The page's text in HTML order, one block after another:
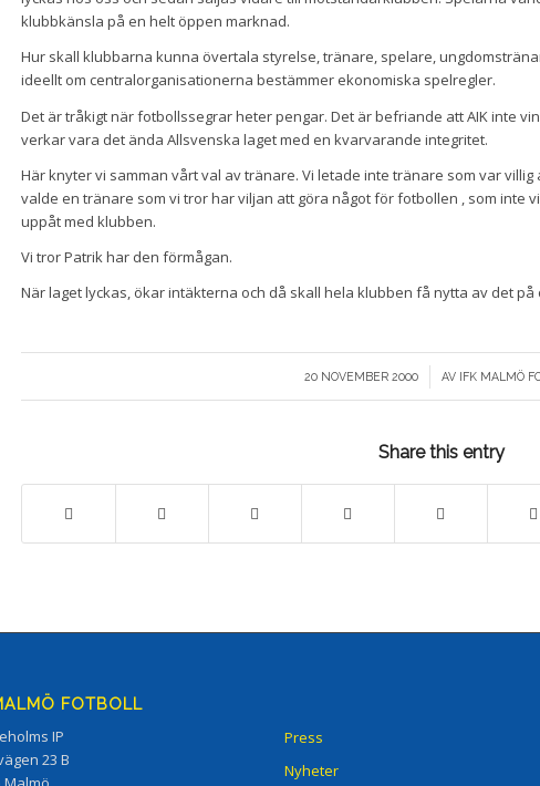
klubbkänsla på en helt öppen marknad.
Hur skall klubbarna kunna övertala styrelse, tränare, spelare,
ideellt om centralorganisationerna bestämmer ekonomiska spelregler.
Det är tråkigt när fotbollssegrar heter pengar. Det är befriande att AIK inte
verkar vara det ända Allsvenska laget med en kvarvarande integritet.
Här knyter vi samman vårt val av tränare. Vi letade inte tränare som var
valde en tränare som vi tror har viljan att göra något för fotbollen , som inte
uppåt med klubben.
Vi tror Patrik har den förmågan.
När laget lyckas, ökar intäkterna och då skall hela klubben få nytta av det på
20 NOVEMBER 2000
/ AV IFK MALMÖ
Share this entry
FOTBOLL
IP
23 B
Press
Nyheter